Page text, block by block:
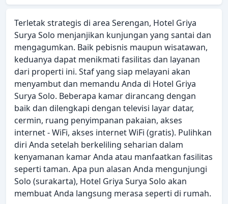
Terletak strategis di area Serengan, Hotel Griya
Surya Solo menjanjikan kunjungan yang santai dan
mengagumkan. Baik pebisnis maupun wisatawan,
keduanya dapat menikmati fasilitas dan layanan
dari properti ini. Staf yang siap melayani akan
menyambut dan memandu Anda di Hotel Griya
Surya Solo. Beberapa kamar dirancang dengan
baik dan dilengkapi dengan televisi layar datar,
cermin, ruang penyimpanan pakaian, akses
internet - WiFi, akses internet WiFi (gratis). Pulihkan
diri Anda setelah berkeliling seharian dalam
kenyamanan kamar Anda atau manfaatkan fasilitas
seperti taman. Apa pun alasan Anda mengunjungi
Solo (surakarta), Hotel Griya Surya Solo akan
membuat Anda langsung merasa seperti di rumah.